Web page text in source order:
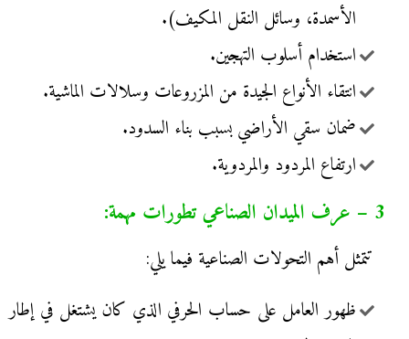
الأسمدة، وسائل النقل المكيف).
استخدام أسلوب التهجين.
انتقاء الأنواع الجيدة من المزروعات وسلالات الماشية.
ضمان سقي الأراضي بسبب بناء السدود.
ارتفاع المردود والمردوية.
3 – عرف الميدان الصناعي تطورات مهمة:
تتمثل أهم التحولات الصناعية فيما يلي:
ظهور العامل على حساب الحرفي الذي كان يشتغل في إطار